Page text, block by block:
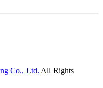
Co., Ltd. All Rights